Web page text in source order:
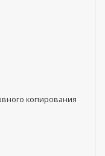
копирования